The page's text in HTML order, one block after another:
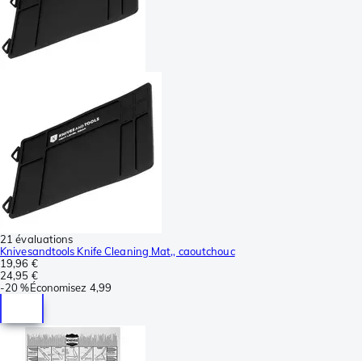
21 évaluations
Knivesandtools Knife Cleaning Mat,, caoutchouc
19,96 €
24,95 €
-20 %Économisez 4,99